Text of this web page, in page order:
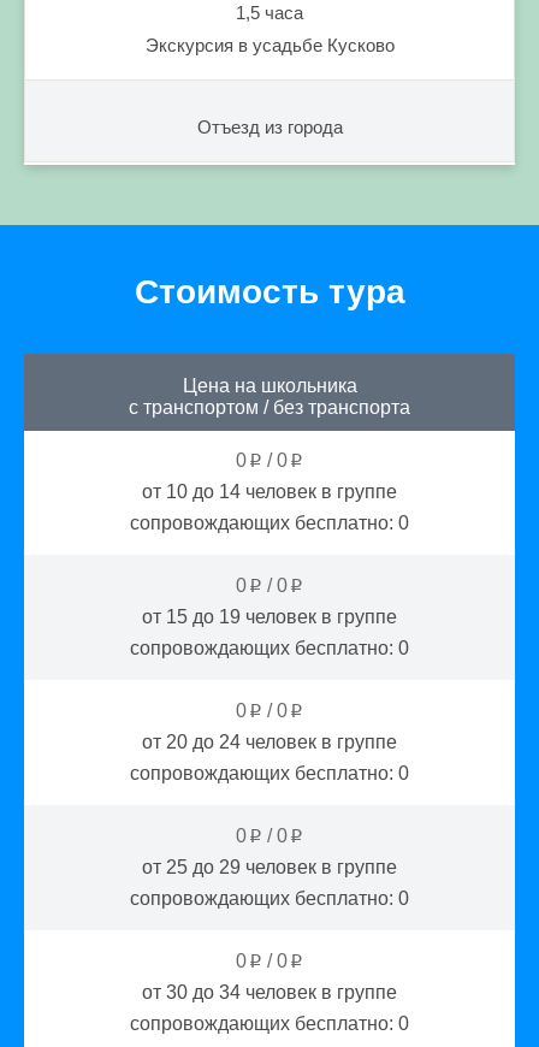
1,5 часа
Экскурсия в усадьбе Кусково
Отъезд из города
Стоимость тура
Цена на школьника
с транспортом / без транспорта
0 p /0 p
от 10 до 14 человек в группе
сопровождающих бесплатно: 0
0 p /0 p
от 15 до 19 человек в группе
сопровождающих бесплатно: 0
0 p /0 p
от 20 до 24 человек в группе
сопровождающих бесплатно: 0
0 p /0 p
от 25 до 29 человек в группе
сопровождающих бесплатно: 0
0 p /0 p
от 30 до 34 человек в группе
сопровождающих бесплатно: 0